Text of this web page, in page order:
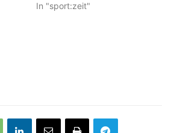
In "sport:zeit"